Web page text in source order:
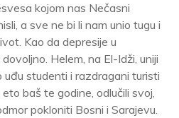
kojom nas Nečasni
a sve ne bi li nam unio tugu i
Kao da depresije u
Helem, na El-Idži, uniji
uđu studenti i razdragani turisti
baš te godine, odlučili svoj,
pokloniti Bosni i Sarajevu.